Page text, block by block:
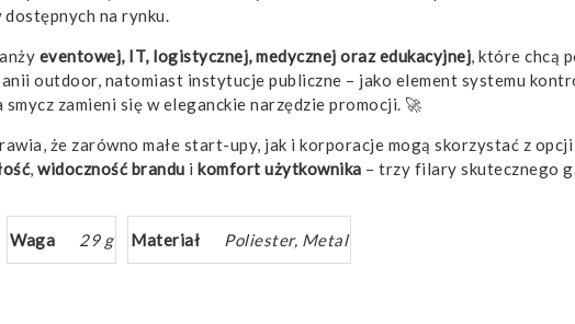
na rynku.
eventowej, IT, logistycznej, medycznej oraz edukacyjnej, które chcą
outdoor, natomiast instytucje publiczne – jako element systemu
zamieni się w eleganckie narzędzie promocji. 🚀
że zarówno małe start-upy, jak i korporacje mogą skorzystać z
, widoczność brandu i komfort użytkownika – trzy filary skutecznego
Waga 29 g Materiał Poliester, Metal